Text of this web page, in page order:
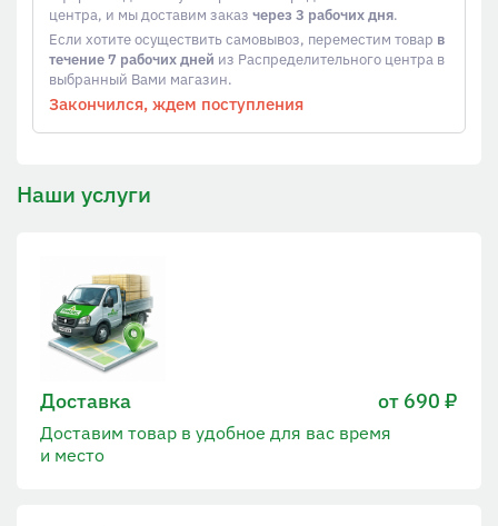
центра, и мы доставим заказ через 3 рабочих дня.
Если хотите осуществить самовывоз, переместим товар в
течение 7 рабочих дней из Распределительного центра в
выбранный Вами магазин.
Закончился, ждем поступления
Наши услуги
Доставка от 690 ₽
Доставим товар в удобное для вас время
и место